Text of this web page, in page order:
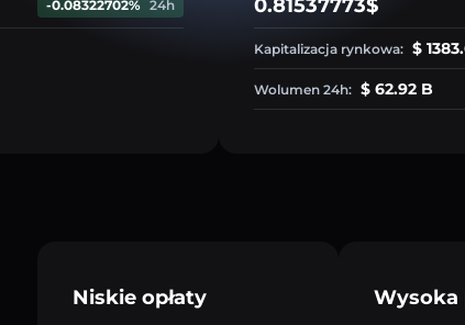
-0.08322702% 24h 0.81537773$
Kapitalizacja rynkowa: $
Wolumen 24h: $ 62.92 B
Niskie opłaty Wysoka